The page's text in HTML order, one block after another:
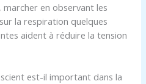
en observant les
la respiration quelques
aident à réduire la tension
est-il important dans la